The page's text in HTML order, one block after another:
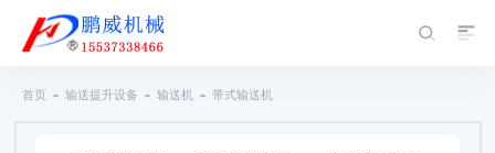
首页 输送提升设备 输送机 带式输送机